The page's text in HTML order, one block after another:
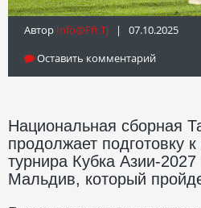
Автор Info@fft.tj | 07.10.2025
Оставить комментарий
Национальная сборная
продолжает подготовку
турнира Кубка Азии-
Мальдив, который